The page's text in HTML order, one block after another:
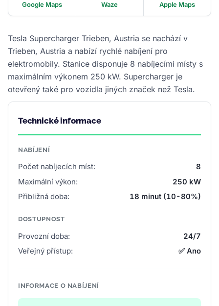
Tesla Supercharger Trieben, Austria se nachází v
Trieben, Austria a nabízí rychlé nabíjení pro
elektromobily. Stanice disponuje 8 nabíjecími místy s
maximálním výkonem 250 kW. Supercharger je
otevřený také pro vozidla jiných značek než Tesla.
Technické informace
NABÍJENÍ
Počet nabíjecích míst:
8
Maximální výkon:
250 kW
Přibližná doba:
18 minut (10-80%)
DOSTUPNOST
Provozní doba:
24/7
Veřejný přístup:
✅ Ano
INFORMACE O NABÍJENÍ
Google Maps Waze Apple Maps